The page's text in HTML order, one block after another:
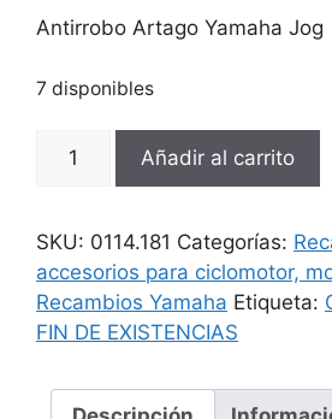
original
27,65 €.
actual
Antirrobo Artago Yamaha Jog
7 disponibles
Antirrobo
Jog
cantidad
Añadir al carrito
SKU: 0114.181 Categorías:
accesorios para ciclomotor,
Recambios Yamaha Etiqueta:
FIN DE EXISTENCIAS